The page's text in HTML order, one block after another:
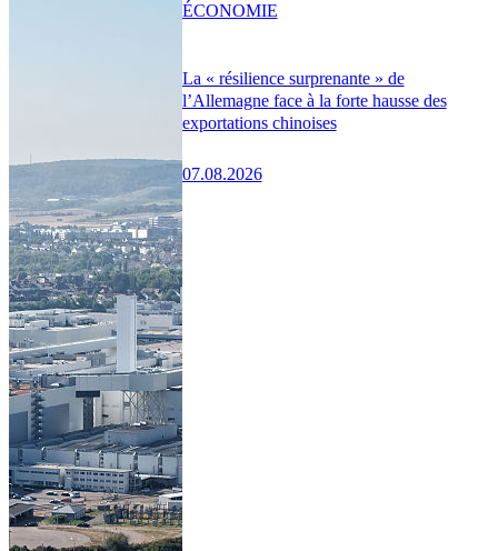
La « résilience surprenante » de
l’Allemagne face à la forte hausse des
exportations chinoises
07.08.2026
ÉCONOMIE